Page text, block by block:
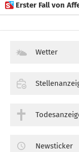
 Erster Fall von
Wetter
Newsticker